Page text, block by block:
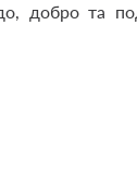
добро та